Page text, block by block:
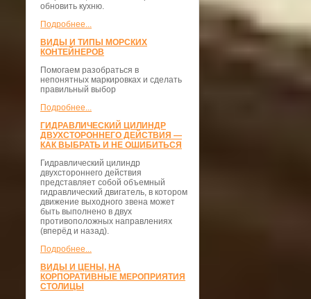
обновить кухню.
Подробнее...
ВИДЫ И ТИПЫ МОРСКИХ
КОНТЕЙНЕРОВ
Помогаем разобраться в
непонятных маркировках и сделать
правильный выбор
Подробнее...
ГИДРАВЛИЧЕСКИЙ ЦИЛИНДР
ДВУХСТОРОННЕГО ДЕЙСТВИЯ —
КАК ВЫБРАТЬ И НЕ ОШИБИТЬСЯ
Гидравлический цилиндр
двухстороннего действия
представляет собой объемный
гидравлический двигатель, в котором
движение выходного звена может
быть выполнено в двух
противоположных направлениях
(вперёд и назад).
Подробнее...
ВИДЫ И ЦЕНЫ, НА
КОРПОРАТИВНЫЕ МЕРОПРИЯТИЯ
СТОЛИЦЫ